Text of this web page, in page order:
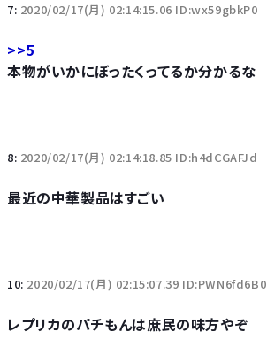
7: 2020/02/17(月) 02:14:15.06 ID:wx59gbkP0
>>5
本物がいかにぼったくってるか分かるな
8: 2020/02/17(月) 02:14:18.85 ID:h4dCGAFJd
最近の中華製品はすごい
10: 2020/02/17(月) 02:15:07.39 ID:PWN6fd6B0
レプリカのパチもんは庶民の味方やぞ